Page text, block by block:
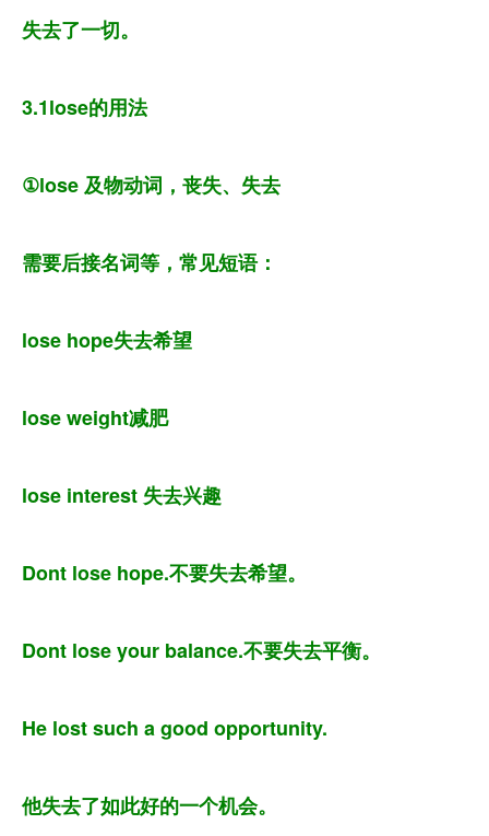
失去了一切。
3.1lose的用法
①lose 及物动词，丧失、失去
需要后接名词等，常见短语：
lose hope失去希望
lose weight减肥
lose interest 失去兴趣
Dont lose hope.不要失去希望。
Dont lose your balance.不要失去平衡。
He lost such a good opportunity.
他失去了如此好的一个机会。